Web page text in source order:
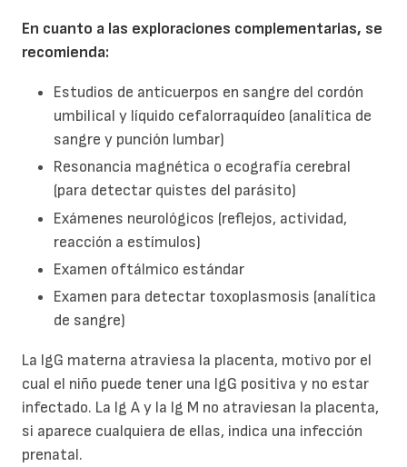
En cuanto a las exploraciones complementarias, se
recomienda:
Estudios de anticuerpos en sangre del cordón
umbilical y líquido cefalorraquídeo (analítica de
sangre y punción lumbar)
Resonancia magnética o ecografía cerebral
(para detectar quistes del parásito)
Exámenes neurológicos (reflejos, actividad,
reacción a estímulos)
Examen oftálmico estándar
Examen para detectar toxoplasmosis (analítica
de sangre)
La IgG materna atraviesa la placenta, motivo por el
cual el niño puede tener una IgG positiva y no estar
infectado. La Ig A y la Ig M no atraviesan la placenta,
si aparece cualquiera de ellas, indica una infección
prenatal.